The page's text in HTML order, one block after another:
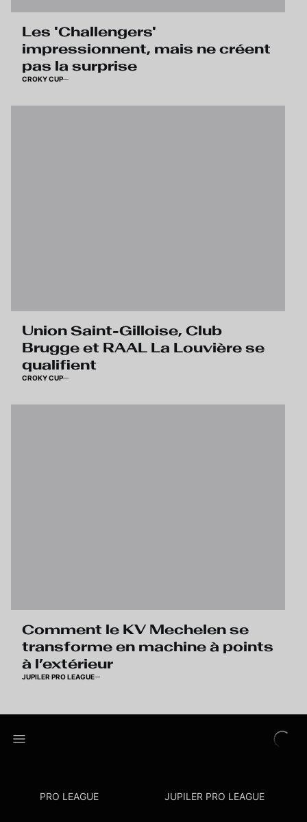
Les 'Challengers'
impressionnent, mais ne créent
pas la surprise
CROKY CUP
Union Saint-Gilloise, Club
Brugge et RAAL La Louvière se
qualifient
CROKY CUP
Comment le KV Mechelen se
transforme en machine à points
à l’extérieur
JUPILER PRO LEAGUE
PRO LEAGUE JUPILER PRO LEAGUE